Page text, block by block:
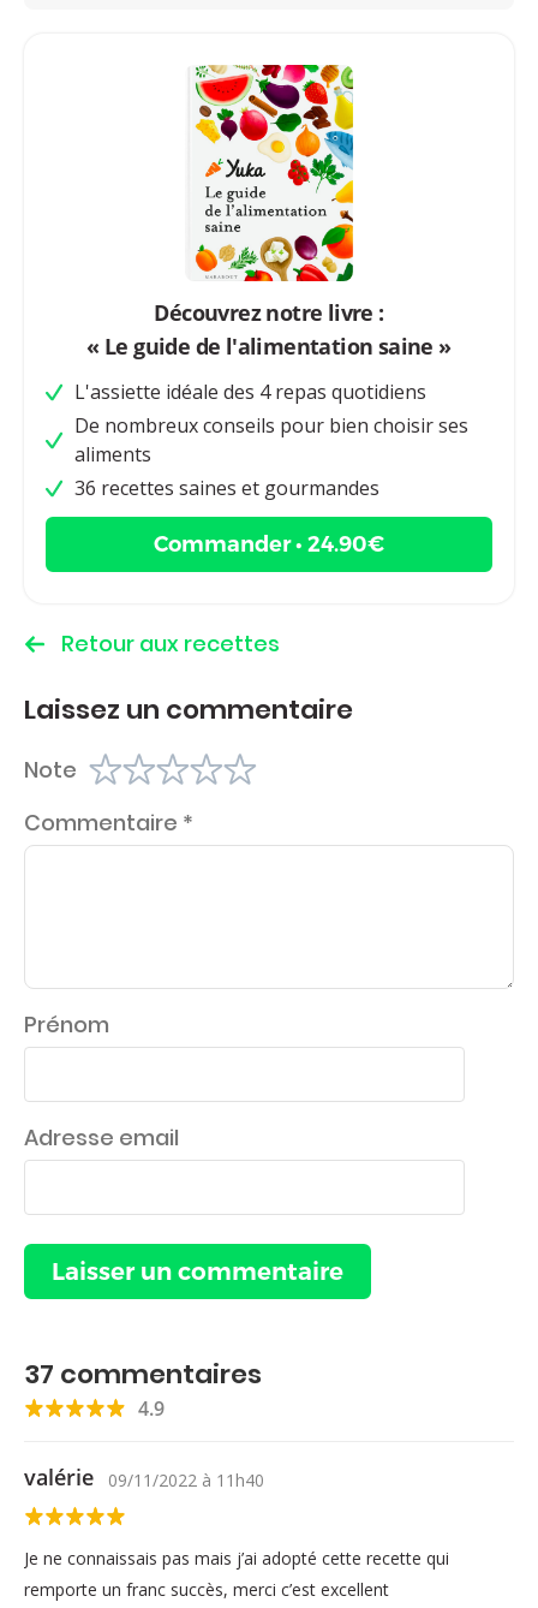
Découvrez notre livre :
« Le guide de l'alimentation saine »
L'assiette idéale des 4 repas quotidiens
De nombreux conseils pour bien choisir ses
aliments
36 recettes saines et gourmandes
Commander • 24.90€
Retour aux recettes
Laissez un commentaire
Note
Commentaire *
Prénom
Adresse email
37 commentaires
4.9
valérie 09/11/2022 à 11h40
Je ne connaissais pas mais j’ai adopté cette recette qui
remporte un franc succès, merci c’est excellent